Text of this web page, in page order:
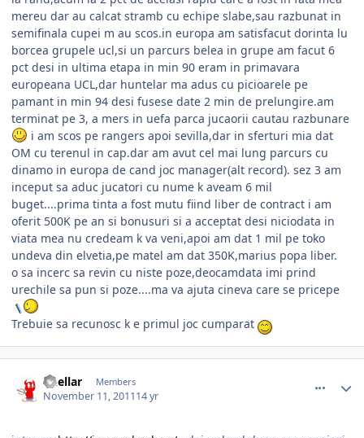
mereu dar au calcat stramb cu echipe slabe,sau razbunat in
semifinala cupei m au scos.in europa am satisfacut dorinta lu
borcea grupele ucl,si un parcurs belea in grupe am facut 6
pct desi in ultima etapa in min 90 eram in primavara
europeana UCL,dar huntelar ma adus cu picioarele pe
pamant in min 94 desi fusese date 2 min de prelungire.am
terminat pe 3, a mers in uefa parca jucaorii cautau razbunare
i am scos pe rangers apoi sevilla,dar in sferturi mia dat
OM cu terenul in cap.dar am avut cel mai lung parcurs cu
dinamo in europa de cand joc manager(alt record). sez 3 am
inceput sa aduc jucatori cu nume k aveam 6 mil
buget....prima tinta a fost mutu fiind liber de contract i am
oferit 500K pe an si bonusuri si a acceptat desi niciodata in
viata mea nu credeam k va veni,apoi am dat 1 mil pe toko
undeva din elvetia,pe matel am dat 350K,marius popa liber.
o sa incerc sa revin cu niste poze,deocamdata imi prind
urechile sa pun si poze....ma va ajuta cineva care se pricepe
Trebuie sa recunosc k e primul joc cumparat
Cuellar Members
November 11, 201114 yr